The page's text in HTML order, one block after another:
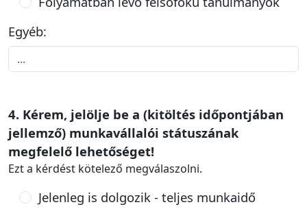
Egyéb:
4. Kérem, jelölje be a (kitöltés időpontjában
jellemző) munkavállalói státuszának
megfelelő lehetőséget!
Ezt a kérdést kötelező megválaszolni.
Jelenleg is dolgozik - teljes munkaidő